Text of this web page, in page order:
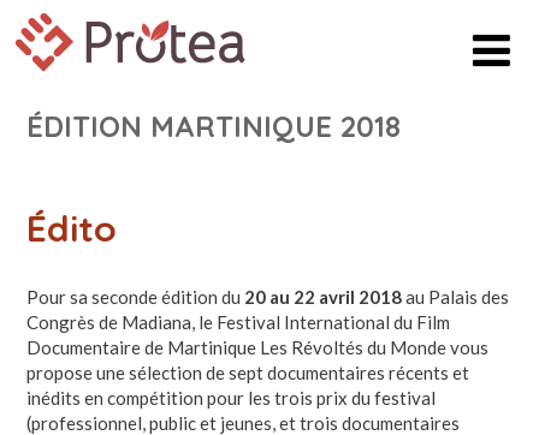
ÉDITION MARTINIQUE 2018
Édito
Pour sa seconde édition du 20 au 22 avril 2018au Palais des
Congrès de Madiana, le Festival International du Film
Documentaire de Martinique Les Révoltés du Monde vous
propose une sélection de sept documentaires récents et
inédits en compétition pour les trois prix du festival
(professionnel, public et jeunes, et trois documentaires